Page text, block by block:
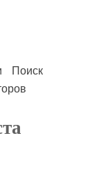
Поиск